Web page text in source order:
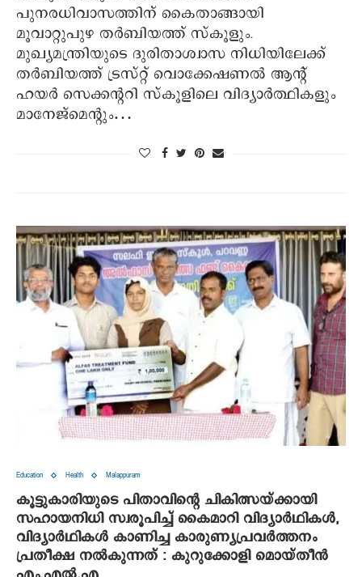
പുനരധിവാസത്തിന് കൈതാങ്ങായി
മൂവാറ്റുപുഴ തര്‍ബിയത്ത് സ്‌കൂളും.
മുഖ്യമന്ത്രിയുടെ ദുരിതാശ്വാസ നിധിയിലേക്ക്
തര്‍ബിയത്ത് ട്രസ്റ്റ് വൊക്കേഷണല്‍ ആന്റ്
ഹയര്‍ സെക്കന്ററി സ്‌കൂളിലെ വിദ്യാര്‍ത്ഥികളും
മാനേജ്‌മെന്റും…
Education Health Malappuram
കൂട്ടുകാരിയുടെ പിതാവിന്റെ ചികിത്സയ്ക്കായി
സഹായനിധി സ്വരൂപിച്ച് കൈമാറി വിദ്യാർഥികൾ,
വിദ്യാര്‍ഥികള്‍ കാണിച്ച കാരുണ്യപ്രവര്‍ത്തനം
പ്രതീക്ഷ നല്‍കുന്നത് : കുറുക്കോളി മൊയ്തീന്‍